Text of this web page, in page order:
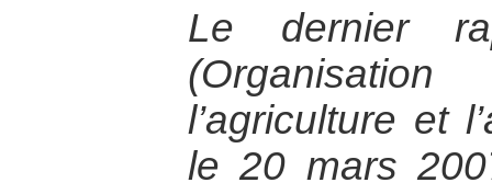
Le dernier
l’agriculture et
le 20 mars